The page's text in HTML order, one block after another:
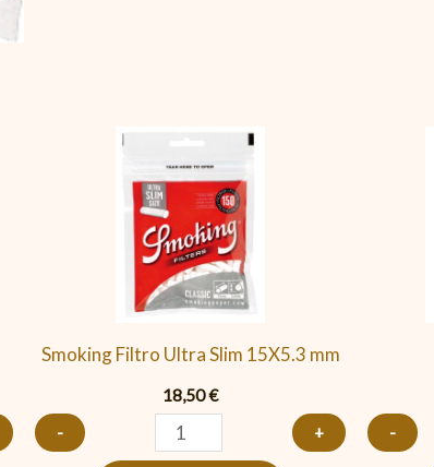
Smoking Filtro Ultra Slim 15X5.3 mm
18,50€
-
Filtro
Ultra
Slim
15X5.3
mm
cantidad
+
-